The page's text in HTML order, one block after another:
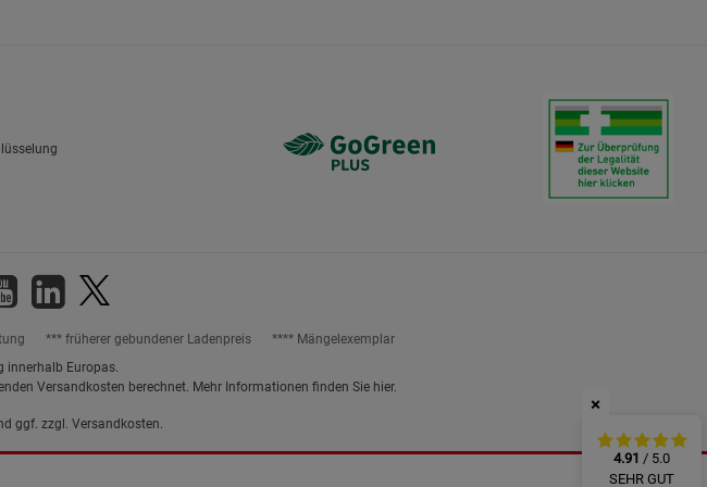
×
4.91 / 5.0
SEHR GUT
*** früherer gebundener Ladenpreis
**** Mängelexemplar
innerhalb Europas.
Versandkosten berechnet. Mehr Informationen finden Sie hier.
ggf. zzgl. Versandkosten.